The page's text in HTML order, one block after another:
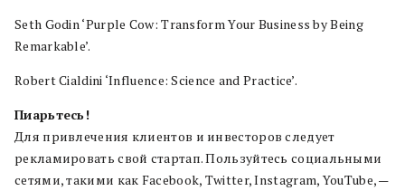
Seth Godin ‘Purple Cow: Transform Your Business by Being
Remarkable’.
Robert Cialdini ‘Influence: Science and Practice’.
Пиарьтесь!
Для привлечения клиентов и инвесторов следует
рекламировать свой стартап.Пользуйтесь социальными
сетями,такими как Facebook, Twitter, Instagram, YouTube,—